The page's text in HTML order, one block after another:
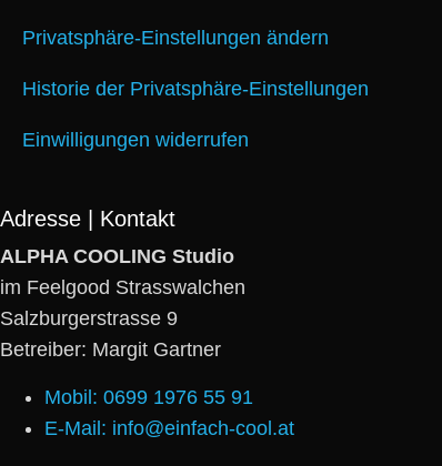
Privatsphäre-Einstellungen ändern
Historie der Privatsphäre-Einstellungen
Einwilligungen widerrufen
Adresse | Kontakt
ALPHA COOLING Studio
im Feelgood Strasswalchen
Salzburgerstrasse 9
Betreiber: Margit Gartner
Mobil: 0699 1976 55 91
E-Mail: info@einfach-cool.at